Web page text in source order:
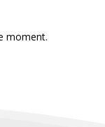
moment.